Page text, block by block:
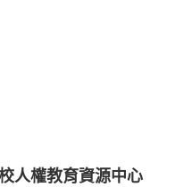
人權教育資源中心